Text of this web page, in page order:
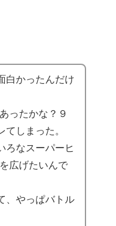
白かったんだけ
ったかな？９
しまった。
ろなスーパーヒ
広げたいんで
、やっぱバトル